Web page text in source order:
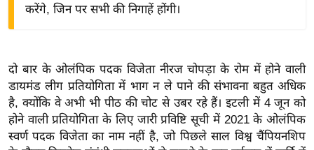
वि
शे
ष
ज्ञ
रा
करेंगे, जिन पर सभी की निगाहें होंगी।
दो बार के ओलंपिक पदक विजेता नीरज चोपड़ा के रोम में होने वाली
डायमंड लीग प्रतियोगिता में भाग न ले पाने की संभावना बहुत अधिक
है, क्योंकि वे अभी भी पीठ की चोट से उबर रहे हैं। इटली में 4 जून को
होने वाली प्रतियोगिता के लिए जारी प्रविष्टि सूची में 2021 के ओलंपिक
स्वर्ण पदक विजेता का नाम नहीं है, जो पिछले साल विश्व चैंपियनशिप